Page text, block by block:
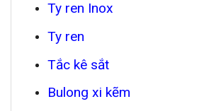
Ty ren Inox
Ty ren
Tắc kê sắt
Bulong xi kẽm